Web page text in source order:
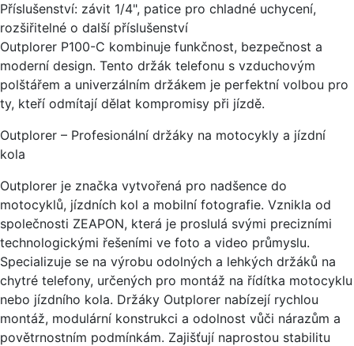
Příslušenství: závit 1/4", patice pro chladné uchycení,
rozšiřitelné o další příslušenství
Outplorer P100-C kombinuje funkčnost, bezpečnost a
moderní design. Tento držák telefonu s vzduchovým
polštářem a univerzálním držákem je perfektní volbou pro
ty, kteří odmítají dělat kompromisy při jízdě.
Outplorer – Profesionální držáky na motocykly a jízdní
kola
Outplorer je značka vytvořená pro nadšence do
motocyklů, jízdních kol a mobilní fotografie. Vznikla od
společnosti ZEAPON, která je proslulá svými precizními
technologickými řešeními ve foto a video průmyslu.
Specializuje se na výrobu odolných a lehkých držáků na
chytré telefony, určených pro montáž na řídítka motocyklu
nebo jízdního kola. Držáky Outplorer nabízejí rychlou
montáž, modulární konstrukci a odolnost vůči nárazům a
povětrnostním podmínkám. Zajišťují naprostou stabilitu